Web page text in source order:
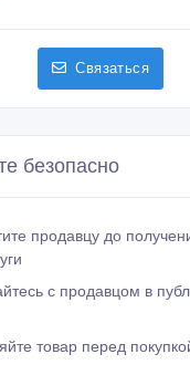
Связаться
безопасно
продавцу до
с продавцом в
товар перед